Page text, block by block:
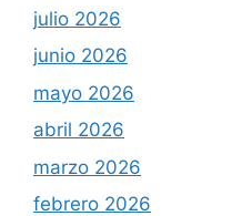
julio 2026
junio 2026
mayo 2026
abril 2026
marzo 2026
febrero 2026